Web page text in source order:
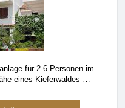
für 2-6 Personen im
eines Kieferwaldes …